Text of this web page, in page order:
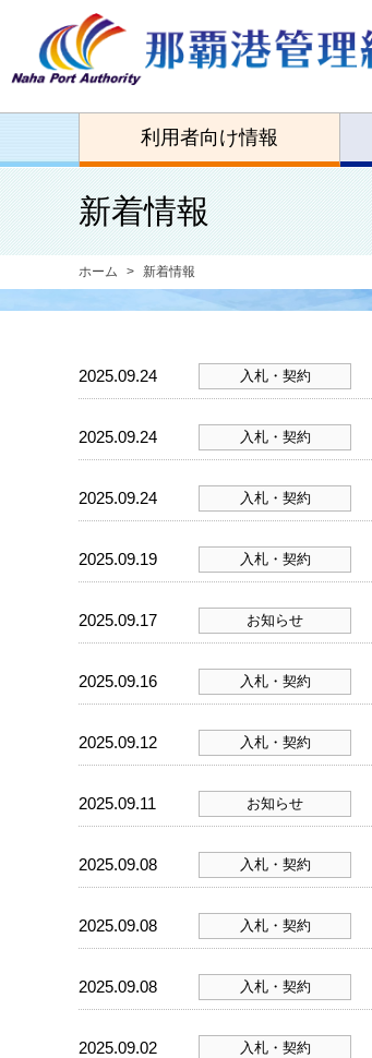
利用者向け情報
新着情報
ホーム 新着情報
2025.09.24 入札・契約
2025.09.24 入札・契約
2025.09.24 入札・契約
2025.09.19 入札・契約
2025.09.17 お知らせ
2025.09.16 入札・契約
2025.09.12 入札・契約
2025.09.11 お知らせ
2025.09.08 入札・契約
2025.09.08 入札・契約
2025.09.08 入札・契約
2025.09.02 入札・契約